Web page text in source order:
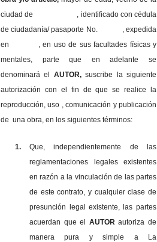
ciudad de , identificado con cédula
de ciudadanía/ pasaporte No. , expedida
en , en uso de sus facultades físicas y
mentales, parte que en adelante se
denominará el AUTOR,suscribe la siguiente
autorización con el fin de que se realice la
reproducción, uso , comunicación y publicación
de una obra, en los siguientes términos:
1.
Que, independientemente de las
reglamentaciones legales existentes
en razón a la vinculación de las partes
de este contrato, y cualquier clase de
presunción legal existente, las partes
acuerdan que el AUTORautoriza de
manera pura y simple a La